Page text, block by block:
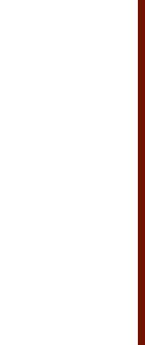
giỏ hàng.